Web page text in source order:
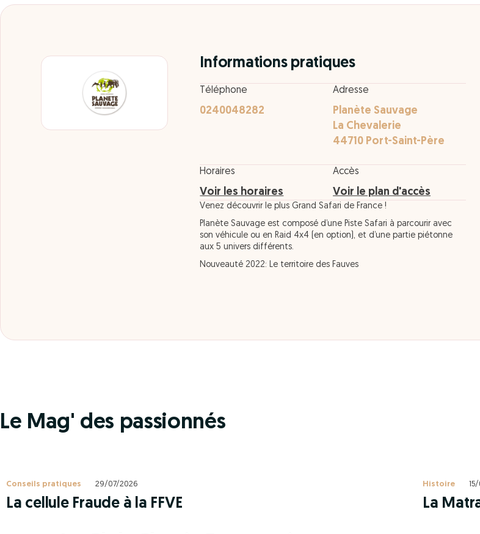
Informations pratiques
Téléphone
0240048282
Adresse
Planète Sauvage
La Chevalerie
44710 Port-Saint-Père
Horaires
Voir les horaires
Accès
Voir le plan d'accès
Venez découvrir le plus Grand Safari de France !
Planète Sauvage est composé d’une Piste Safari à parcourir avec
son véhicule ou en Raid 4x4 (en option), et d’une partie piétonne
aux 5 univers différents.
Nouveauté 2022: Le territoire des Fauves
Le Mag' des passionnés
Conseils pratiques 29/07/2026
La cellule Fraude à la FFVE
Histoire
La